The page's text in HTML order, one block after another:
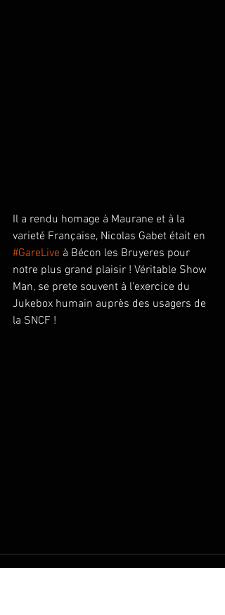
Il a rendu homage à Maurane et à la
varieté Française, Nicolas Gabet était en
#GareLive à Bécon les Bruyeres pour
notre plus grand plaisir ! Véritable Show
Man, se prete souvent à l'exercice du
Jukebox humain auprès des usagers de
la SNCF !